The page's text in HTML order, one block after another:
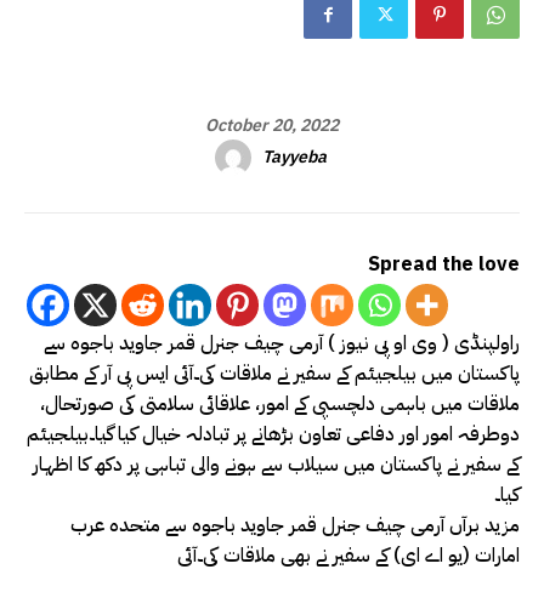
October 20, 2022
Tayyeba
Spread the love
راولپنڈی ( وی او پی نیوز ) آرمی چیف جنرل قمر جاوید باجوہ سے
پاکستان میں بیلجیئم کے سفیر نے ملاقات کی۔آئی ایس پی آر کے مطابق
ملاقات میں باہمی دلچسپی کے امور، علاقائی سلامتی کی صورتحال،
دوطرفہ امور اور دفاعی تعاون بڑھانے پر تبادلہ خیال کیا گیا۔بیلجیئم
کے سفیر نے پاکستان میں سیلاب سے ہونے والی تباہی پر دکھ کا اظہار
کیا۔
مزید برآں آرمی چیف جنرل قمر جاوید باجوہ سے متحدہ عرب
امارات (یو اے ای) کے سفیر نے بھی ملاقات کی۔آئی